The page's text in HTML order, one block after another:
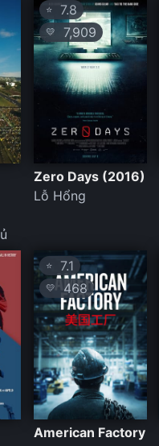
⭐ 7.8
💛 7,909
Zero Days (2016)
Lỗ Hổng
⭐ 7.1
💛 468
American Factory